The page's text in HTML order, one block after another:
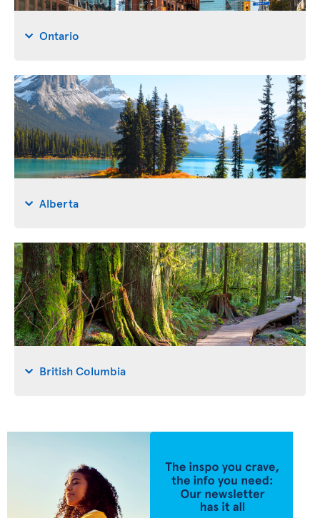
Ontario
Alberta
British Columbia